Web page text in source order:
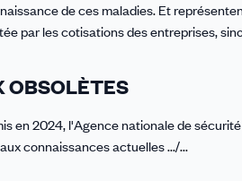
de ces maladies. Et
par les cotisations des entreprises,
OBSOLÈTES
en 2024, l'Agence nationale de
connaissances actuelles .../...